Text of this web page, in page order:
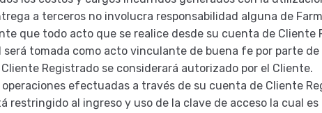
a terceros no involucra responsabilidad alguna de
que todo acto que se realice desde su cuenta de
tomada como acto vinculante de buena fe por parte
Registrado se considerará autorizado por el Cliente.
efectuadas a través de su cuenta de Cliente
restringido al ingreso y uso de la clave de acceso la cual